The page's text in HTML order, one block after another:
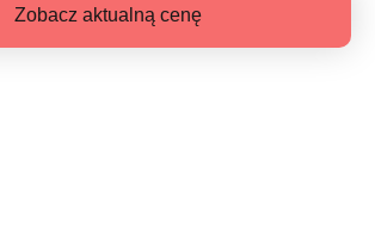
Zobacz aktualną cenę